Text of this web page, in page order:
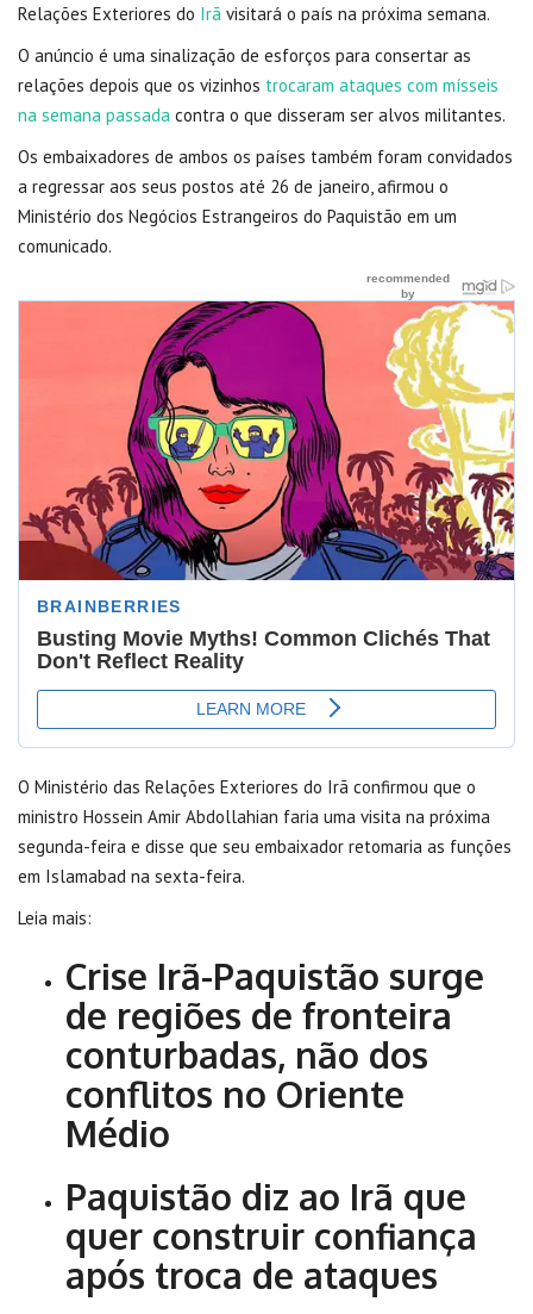
Relações Exteriores do Irã visitará o país na próxima semana.
O anúncio é uma sinalização de esforços para consertar as
relações depois que os vizinhos trocaram ataques com mísseis
na semana passada contra o que disseram ser alvos militantes.
Os embaixadores de ambos os países também foram convidados
a regressar aos seus postos até 26 de janeiro, afirmou o
Ministério dos Negócios Estrangeiros do Paquistão em um
comunicado.
O Ministério das Relações Exteriores do Irã confirmou que o
ministro Hossein Amir Abdollahian faria uma visita na próxima
segunda-feira e disse que seu embaixador retomaria as funções
em Islamabad na sexta-feira.
Leia mais:
Crise Irã-Paquistão surge
de regiões de fronteira
conturbadas, não dos
conflitos no Oriente
Médio
Paquistão diz ao Irã que
quer construir confiança
após troca de ataques